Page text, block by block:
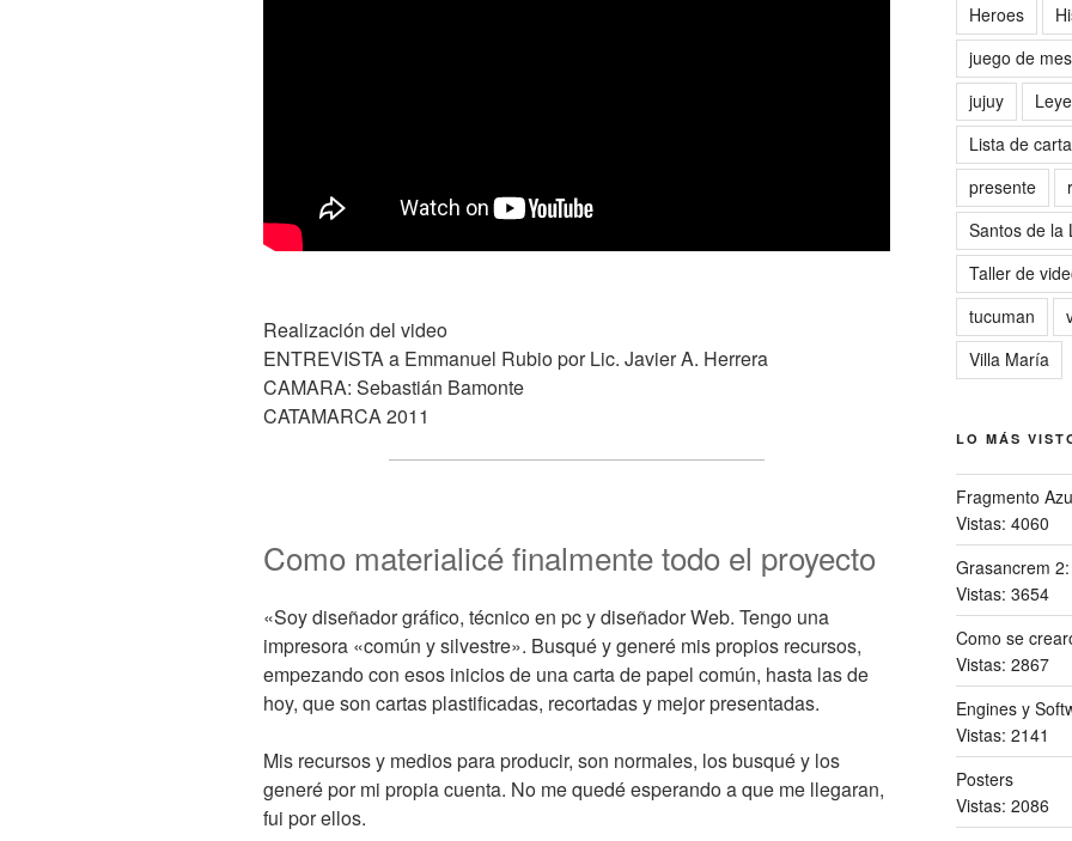
Realización del video
ENTREVISTA a Emmanuel Rubio por Lic. Javier A. Herrera
CAMARA: Sebastián Bamonte
CATAMARCA 2011
Como materialicé finalmente todo el proyecto
«Soy diseñador gráfico, técnico en pc y diseñador Web. Tengo una
impresora «común y silvestre». Busqué y generé mis propios recursos,
empezando con esos inicios de una carta de papel común, hasta las de
hoy, que son cartas plastificadas, recortadas y mejor presentadas.
Mis recursos y medios para producir, son normales, los busqué y los
generé por mi propia cuenta. No me quedé esperando a que me llegaran,
fui por ellos.
Heroes
juego de
jujuy
Lista de
presente
Santos de la
Taller de
tucuman
Villa María
LO MÁS
Fragmento
Vistas: 4060
Grasancrem
Vistas: 3654
Como se
Vistas: 2867
Engines y
Vistas: 2141
Posters
Vistas: 2086